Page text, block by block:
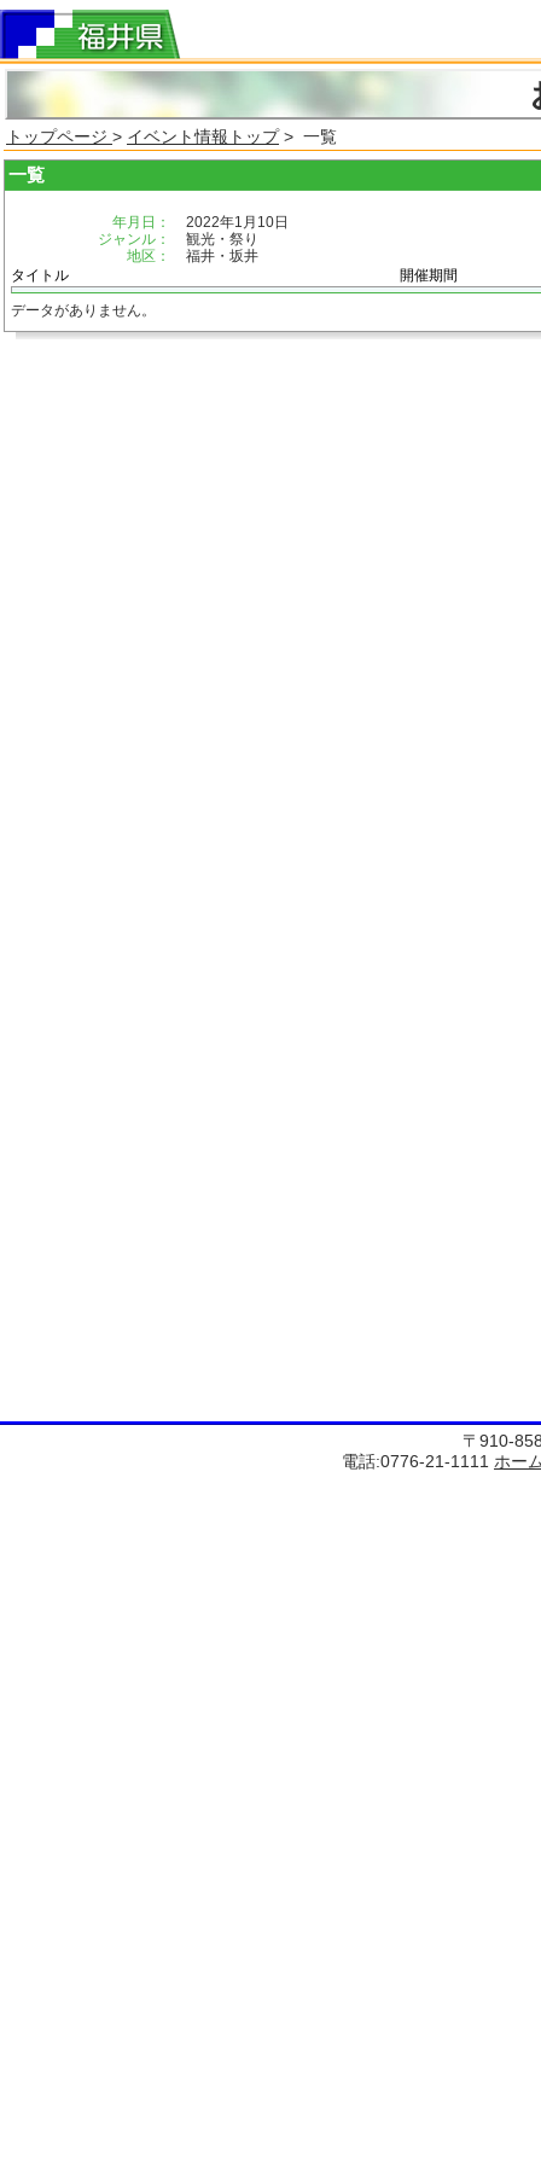
トップページ > イベント情報トップ> 一覧
一覧
年月日：
2022年1月10日
ジャンル：
観光・祭り
地区：
福井・坂井
タイトル
開催期間
データがありません。
〒910-
電話:0776-21-1111 ホー